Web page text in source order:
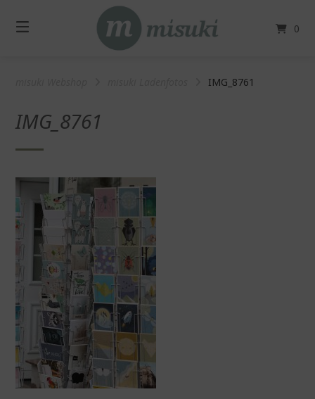
zum
Inhalt
0
IMG_8761
IMG_8761